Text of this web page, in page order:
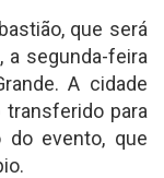
que será
a segunda-feira
A cidade
para
evento, que